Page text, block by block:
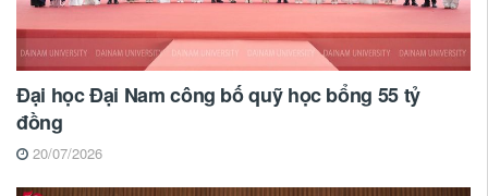
Đại học Đại Nam công bố quỹ học bổng 55 tỷ
đồng
20/07/2026